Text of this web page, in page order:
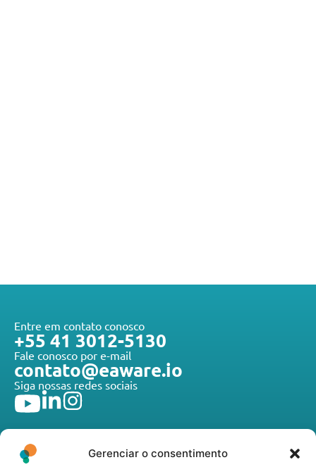
Gerenciar o consentimento
Entre em contato conosco
+55 41 3012-5130
Fale conosco por e-mail
contato@eaware.io
Siga nossas redes sociais